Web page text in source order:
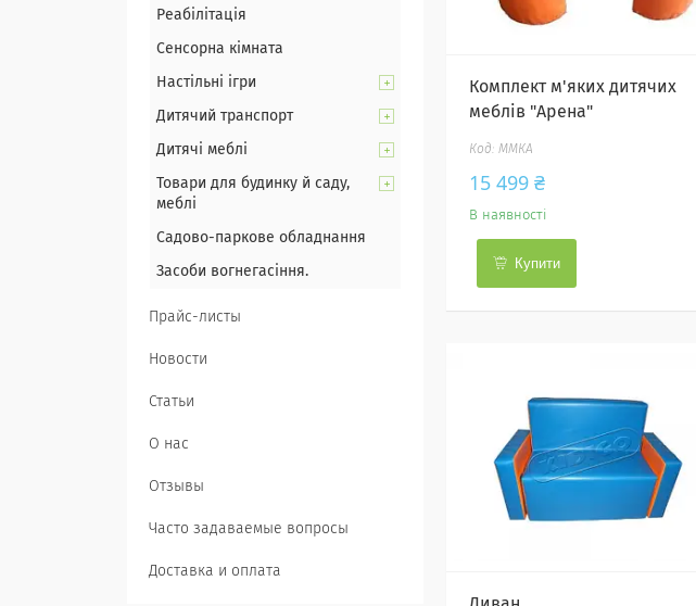
Комплект м'яких дитячих
меблів "Арена"
ММКА
15 499 ₴
В наявності
Купити
Реабілітація
Сенсорна кімната
Настільні ігри
Дитячий транспорт
Дитячі меблі
Товари для будинку й саду,
меблі
Садово-паркове обладнання
Засоби вогнегасіння.
Прайс-листы
Новости
Статьи
О нас
Отзывы
Часто задаваемые вопросы
Доставка и оплата